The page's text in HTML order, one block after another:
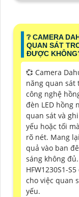
❔ CAMERA
QUAN SÁT
ĐƯỢC
💞 Camera
năng quan sát
công nghệ
đèn LED hồng
quan sát và
yếu hoặc tối
rõ nét. Mang
quả vào ban
sáng không
HFW1230S1-
cho việc quan
yếu.